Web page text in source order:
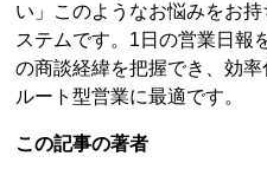
い」このようなお悩みをお
ステムです。1日の営業日報
の商談経緯を把握でき、効率
ルート型営業に最適です。
この記事の著者